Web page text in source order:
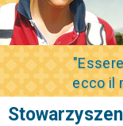
ecco il